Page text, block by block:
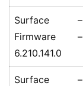
业
界
Surface –
Firmware –
6.210.141.0
Surface –